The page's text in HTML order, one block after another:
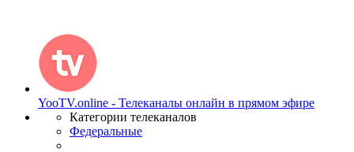
YooTV.online - Телеканалы онлайн в прямом эфире
Категории телеканалов
Федеральные